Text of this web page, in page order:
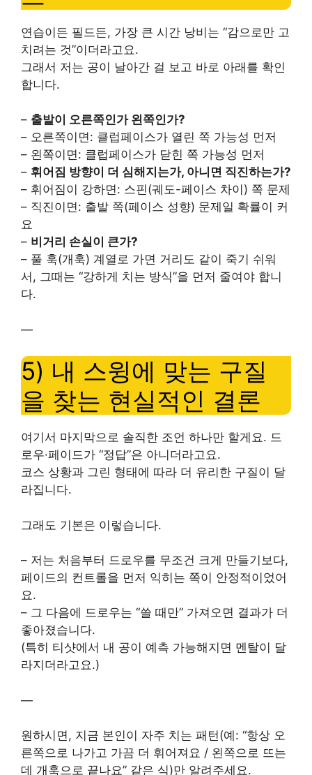
연습이든 필드든, 가장 큰 시간 낭비는 “감으로만 고
치려는 것”이더라고요.
그래서 저는 공이 날아간 걸 보고 바로 아래를 확인
합니다.
– 출발이 오른쪽인가 왼쪽인가?
– 오른쪽이면: 클럽페이스가 열린 쪽 가능성 먼저
– 왼쪽이면: 클럽페이스가 닫힌 쪽 가능성 먼저
– 휘어짐 방향이 더 심해지는가, 아니면 직진하는가?
– 휘어짐이 강하면: 스핀(궤도-페이스 차이) 쪽 문제
– 직진이면: 출발 쪽(페이스 성향) 문제일 확률이 커
요
– 비거리 손실이 큰가?
– 풀 훅(개훅) 계열로 가면 거리도 같이 죽기 쉬워
서, 그때는 “강하게 치는 방식”을 먼저 줄여야 합니
다.
—
5) 내 스윙에 맞는 구질
을 찾는 현실적인 결론
여기서 마지막으로 솔직한 조언 하나만 할게요. 드
로우·페이드가 “정답”은 아니더라고요.
코스 상황과 그린 형태에 따라 더 유리한 구질이 달
라집니다.
그래도 기본은 이렇습니다.
– 저는 처음부터 드로우를 무조건 크게 만들기보다,
페이드의 컨트롤을 먼저 익히는 쪽이 안정적이었어
요.
– 그 다음에 드로우는 “쓸 때만” 가져오면 결과가 더
좋아졌습니다.
(특히 티샷에서 내 공이 예측 가능해지면 멘탈이 달
라지더라고요.)
—
원하시면, 지금 본인이 자주 치는 패턴(예: “항상 오
른쪽으로 나가고 가끔 더 휘어져요 / 왼쪽으로 뜨는
데 개훅으로 끝나요” 같은 식)만 알려주세요.